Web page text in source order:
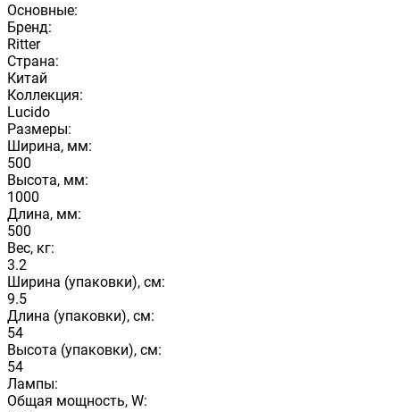
Основные:
Бренд:
Ritter
Страна:
Китай
Коллекция:
Lucido
Размеры:
Ширина, мм:
500
Высота, мм:
1000
Длина, мм:
500
Вес, кг:
3.2
Ширина (упаковки), см:
9.5
Длина (упаковки), см:
54
Высота (упаковки), см:
54
Лампы:
Общая мощность, W: